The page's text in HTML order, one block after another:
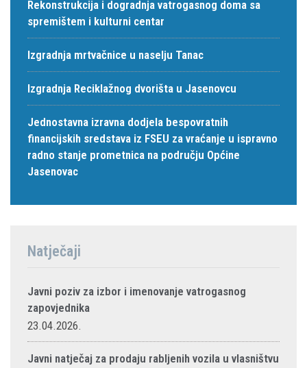
Rekonstrukcija i dogradnja vatrogasnog doma sa
spremištem i kulturni centar
Izgradnja mrtvačnice u naselju Tanac
Izgradnja Reciklažnog dvorišta u Jasenovcu
Jednostavna izravna dodjela bespovratnih
financijskih sredstava iz FSEU za vraćanje u ispravno
radno stanje prometnica na području Općine
Jasenovac
Natječaji
Javni poziv za izbor i imenovanje vatrogasnog
zapovjednika
23.04.2026.
Javni natječaj za prodaju rabljenih vozila u vlasništvu